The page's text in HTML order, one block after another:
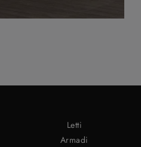
Letti
Armadi